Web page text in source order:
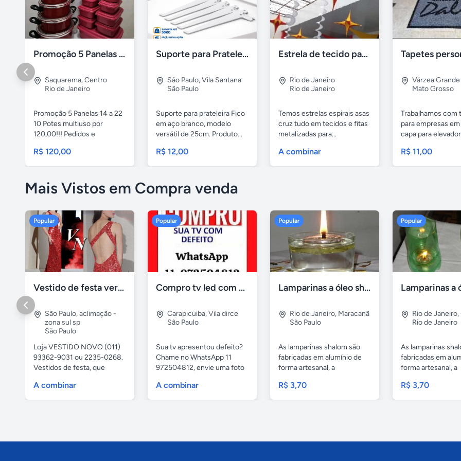
Promoção 5 Panelas 10 Potes Multiuso
Saquarema,Centro
Rio de Janeiro
Promoção 5 Panelas 14 a 22
10 Potes multiuso por
120,00!!! Pedidos e
R$ 120,00
Suporte para Prateleira Fico 25cm Branco Aço – Novo
São Paulo,Vila Santana
São Paulo
Suporte para prateleira Fico
em aço branco, modelo
versátil de 25cm. Produto...
R$ 12,00
Estrela de tecido para decoração
Rio de Janeiro
Rio de Janeiro
Temos estrelas espirais asas
cruz tudo em tecidos e fitas
metalizadas para...
A combinar
Várzea Grande
Mato Grosso
Trabalhamos com
para empresas
capa para
R$ 11,00
Mais Vistos em Compra venda
Popular
Vestido de festa vermelho com brilho e pedraria
São Paulo,aclimação -
zona sul sp
São Paulo
Loja VESTIDO NOVO (011)
93362-9031 ou 2235-0268.
Vestidos de festa, que
A combinar
Popular
Compro tv led com defeito
Carapicuiba,Vila dirce
São Paulo
Sua tv apresentou defeito?
Chame no WhatsApp 11
972504812, envie uma foto
A combinar
Popular
Lamparinas a óleo shalom
Rio de Janeiro, Maracanã
São Paulo
As lamparinas shalom são
fabricadas em alumínio de
forma artesanal, a
R$ 3,70
Popular
Rio de Janeiro,
Rio de Janeiro
As lamparinas
fabricadas em
forma artesanal, a
R$ 3,70